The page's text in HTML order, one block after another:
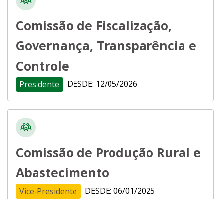
Comissão de Fiscalização,
Governança, Transparência e
Controle
Presidente DESDE: 12/05/2026
Comissão de Produção Rural e
Abastecimento
Vice-Presidente DESDE: 06/01/2025